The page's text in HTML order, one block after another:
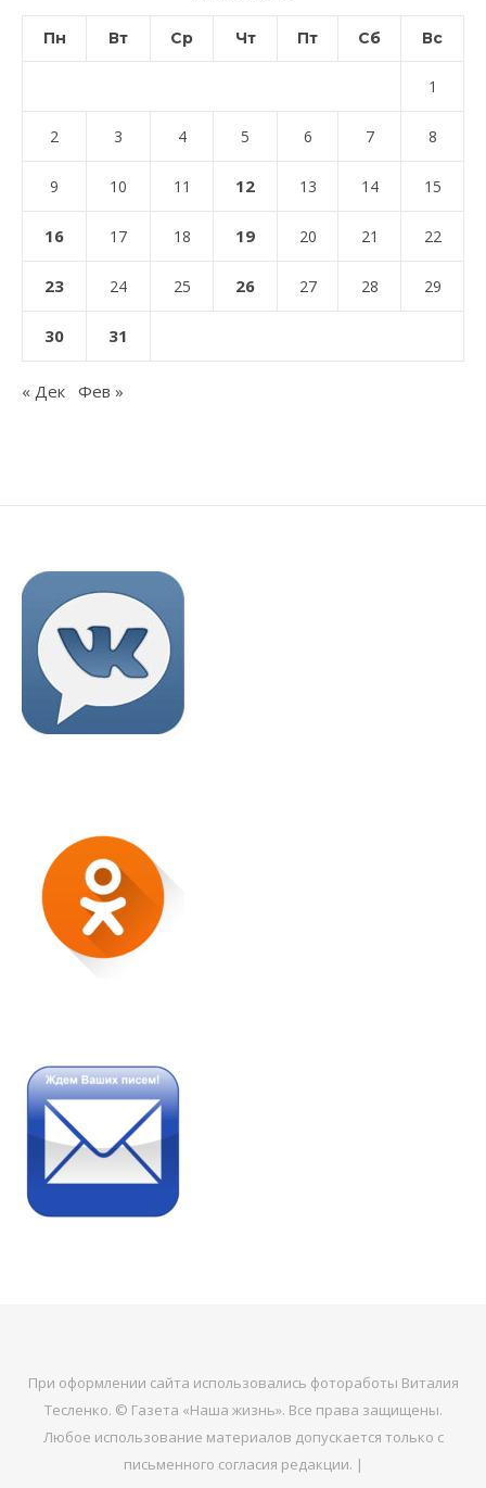
Пн Вт Ср Чт Пт Сб Вс
1
2 3 4 5 6 7 8
9 10 11 12 13 14 15
16 17 18 19 20 21 22
23 24 25 26 27 28 29
30 31
« Дек Фев »
При оформлении сайта использовались фотоработы Виталия
Тесленко. © Газета «Наша жизнь». Все права защищены.
Любое использование материалов допускается только с
письменного согласия редакции. |